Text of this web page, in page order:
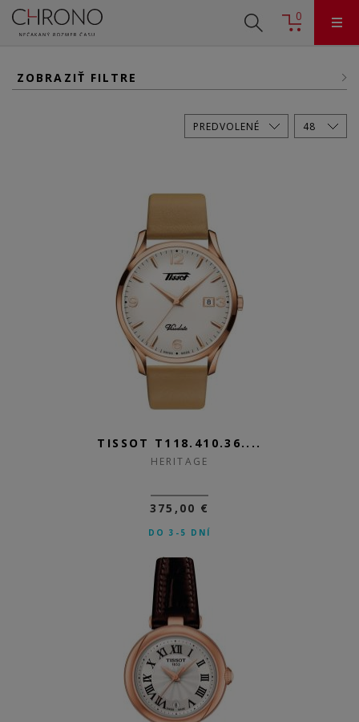
0
ZOBRAZIŤ FILTRE
TISSOT T118.410.36....
HERITAGE
375,00 €
DO 3-5 DNÍ